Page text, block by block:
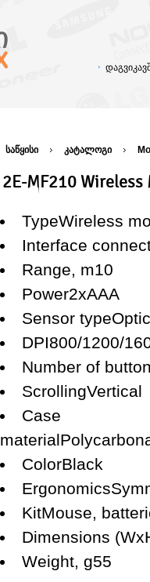
საწყისი კატალოგი
2E-MF210 Wireless
TypeWireless
Interface
Range, m10
Power2хAAA
Sensor
DPI800/1200/
Number of
ScrollingVertical
Case
ColorBlack
KitMouse,
Dimensions
Weight, g55